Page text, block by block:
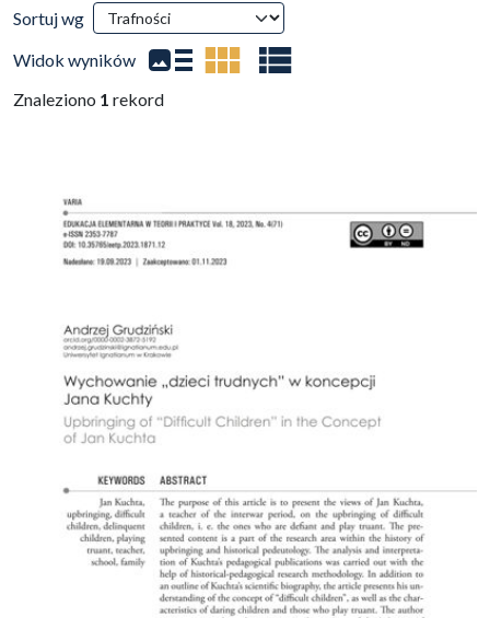
Wyniki wyszukiwania
Sortuj wg
(automatyczne przeładowanie treści)
Widok wyników
Znaleziono 1 rekord